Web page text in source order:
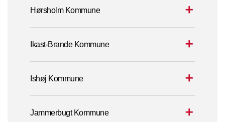
Hørsholm Kommune
Ikast-Brande Kommune
Ishøj Kommune
Jammerbugt Kommune